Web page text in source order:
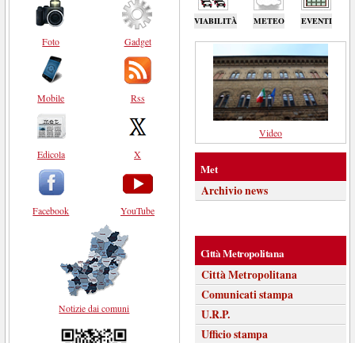
VIABILITÀ METEO EVENTI
Foto
Mobile
Edicola
Facebook
Gadget
Rss
X
YouTube
Notizie dai comuni
Video
Met
Archivio news
Città Metropolitana
Città Metropolitana
Comunicati stampa
U.R.P.
Ufficio stampa